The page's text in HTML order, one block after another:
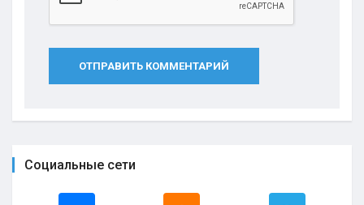
ОТПРАВИТЬ КОММЕНТАРИЙ
Социальные сети